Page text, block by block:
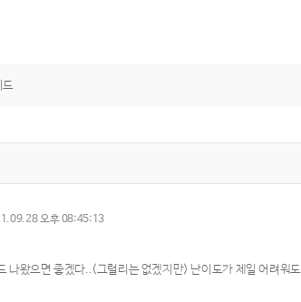
드
오후 08:45:13
나왔으면 좋겠다..(그럴리는 없겠지만) 난이도가 제일 어려워